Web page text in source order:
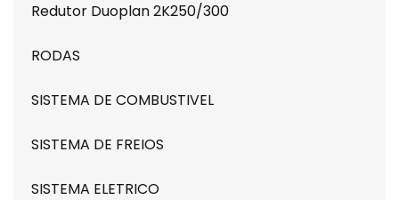
Redutor Duoplan 2K250/300
RODAS
SISTEMA DE COMBUSTIVEL
SISTEMA DE FREIOS
SISTEMA ELETRICO